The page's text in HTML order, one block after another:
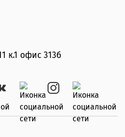
к.1 офис 313б